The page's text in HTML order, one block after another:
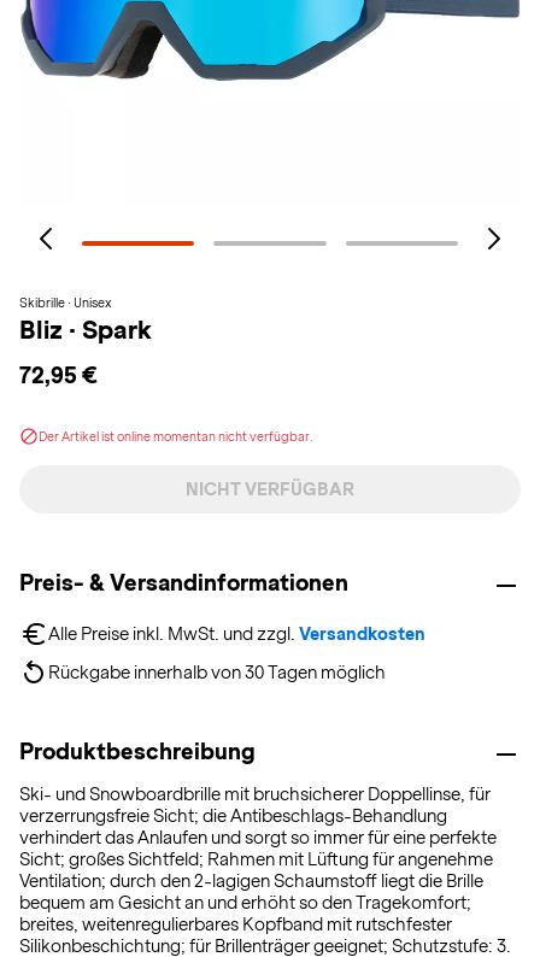
Skibrille · Unisex
Bliz · Spark
72,95 €
Der Artikel ist online momentan nicht verfügbar.
NICHT VERFÜGBAR
Preis- & Versandinformationen
Alle Preise inkl. MwSt. und zzgl. Versandkosten
Rückgabe innerhalb von 30 Tagen möglich
Produktbeschreibung
Ski- und Snowboardbrille mit bruchsicherer Doppellinse, für
verzerrungsfreie Sicht; die Antibeschlags-Behandlung
verhindert das Anlaufen und sorgt so immer für eine perfekte
Sicht; großes Sichtfeld; Rahmen mit Lüftung für angenehme
Ventilation; durch den 2-lagigen Schaumstoff liegt die Brille
bequem am Gesicht an und erhöht so den Tragekomfort;
breites, weitenregulierbares Kopfband mit rutschfester
Silikonbeschichtung; für Brillenträger geeignet; Schutzstufe: 3.